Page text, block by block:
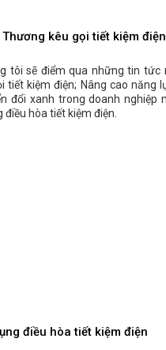
Thương kêu gọi tiết kiệm điện
tôi sẽ điểm qua những tin tức
tiết kiệm điện; Nâng cao năng
đổi xanh trong doanh nghiệp
hòa tiết kiệm điện.
điều hòa tiết kiệm điện